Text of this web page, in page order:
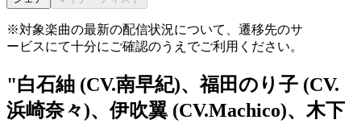
※対象楽曲の最新の配信状況について、遷移先のサ
ービスにて十分にご確認のうえでご利用ください。
"白石紬 (CV.南早紀)、福田のり子 (CV.
浜崎奈々)、伊吹翼 (CV.Machico)、木下